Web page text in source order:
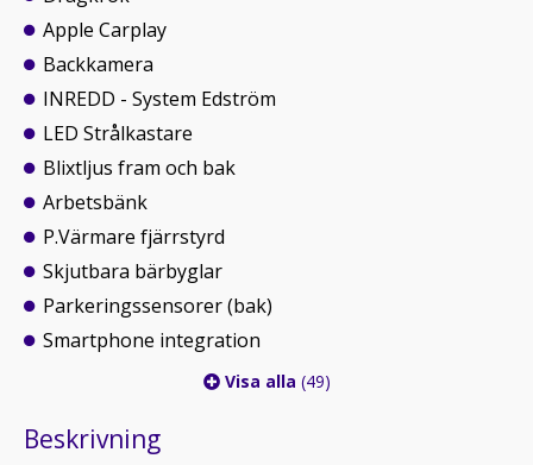
Apple Carplay
Backkamera
INREDD - System Edström
LED Strålkastare
Blixtljus fram och bak
Arbetsbänk
P.Värmare fjärrstyrd
Skjutbara bärbyglar
Parkeringssensorer (bak)
Smartphone integration
Visa alla (49)
Beskrivning